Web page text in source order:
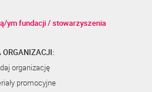
ym fundacji / stowarzyszenia
ORGANIZACJI:
organizację
promocyjne